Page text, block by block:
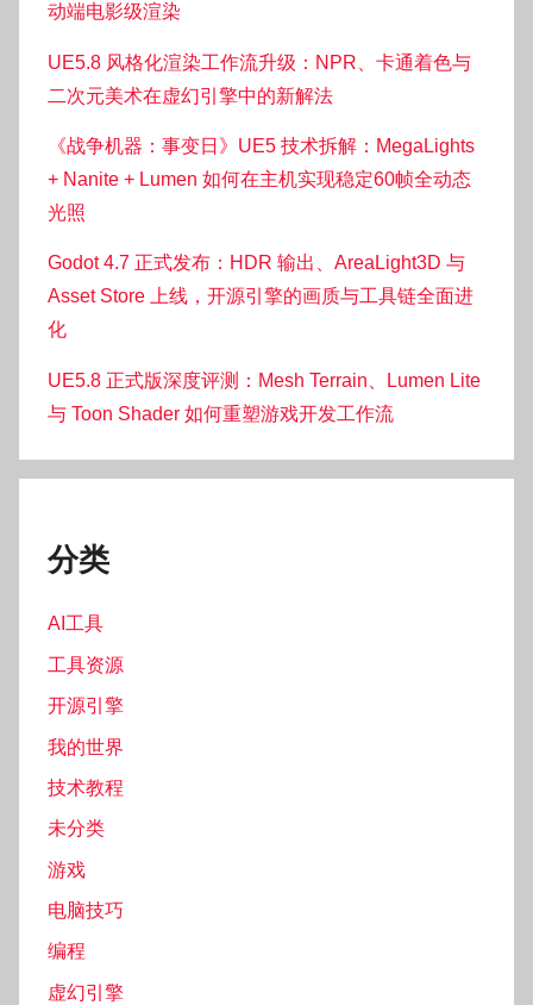
动端电影级渲染
UE5.8 风格化渲染工作流升级：NPR、卡通着色与
二次元美术在虚幻引擎中的新解法
《战争机器：事变日》UE5 技术拆解：MegaLights
+ Nanite + Lumen 如何在主机实现稳定60帧全动态
光照
Godot 4.7 正式发布：HDR 输出、AreaLight3D 与
Asset Store 上线，开源引擎的画质与工具链全面进
化
UE5.8 正式版深度评测：Mesh Terrain、Lumen Lite
与 Toon Shader 如何重塑游戏开发工作流
分类
AI工具
工具资源
开源引擎
我的世界
技术教程
未分类
游戏
电脑技巧
编程
虚幻引擎